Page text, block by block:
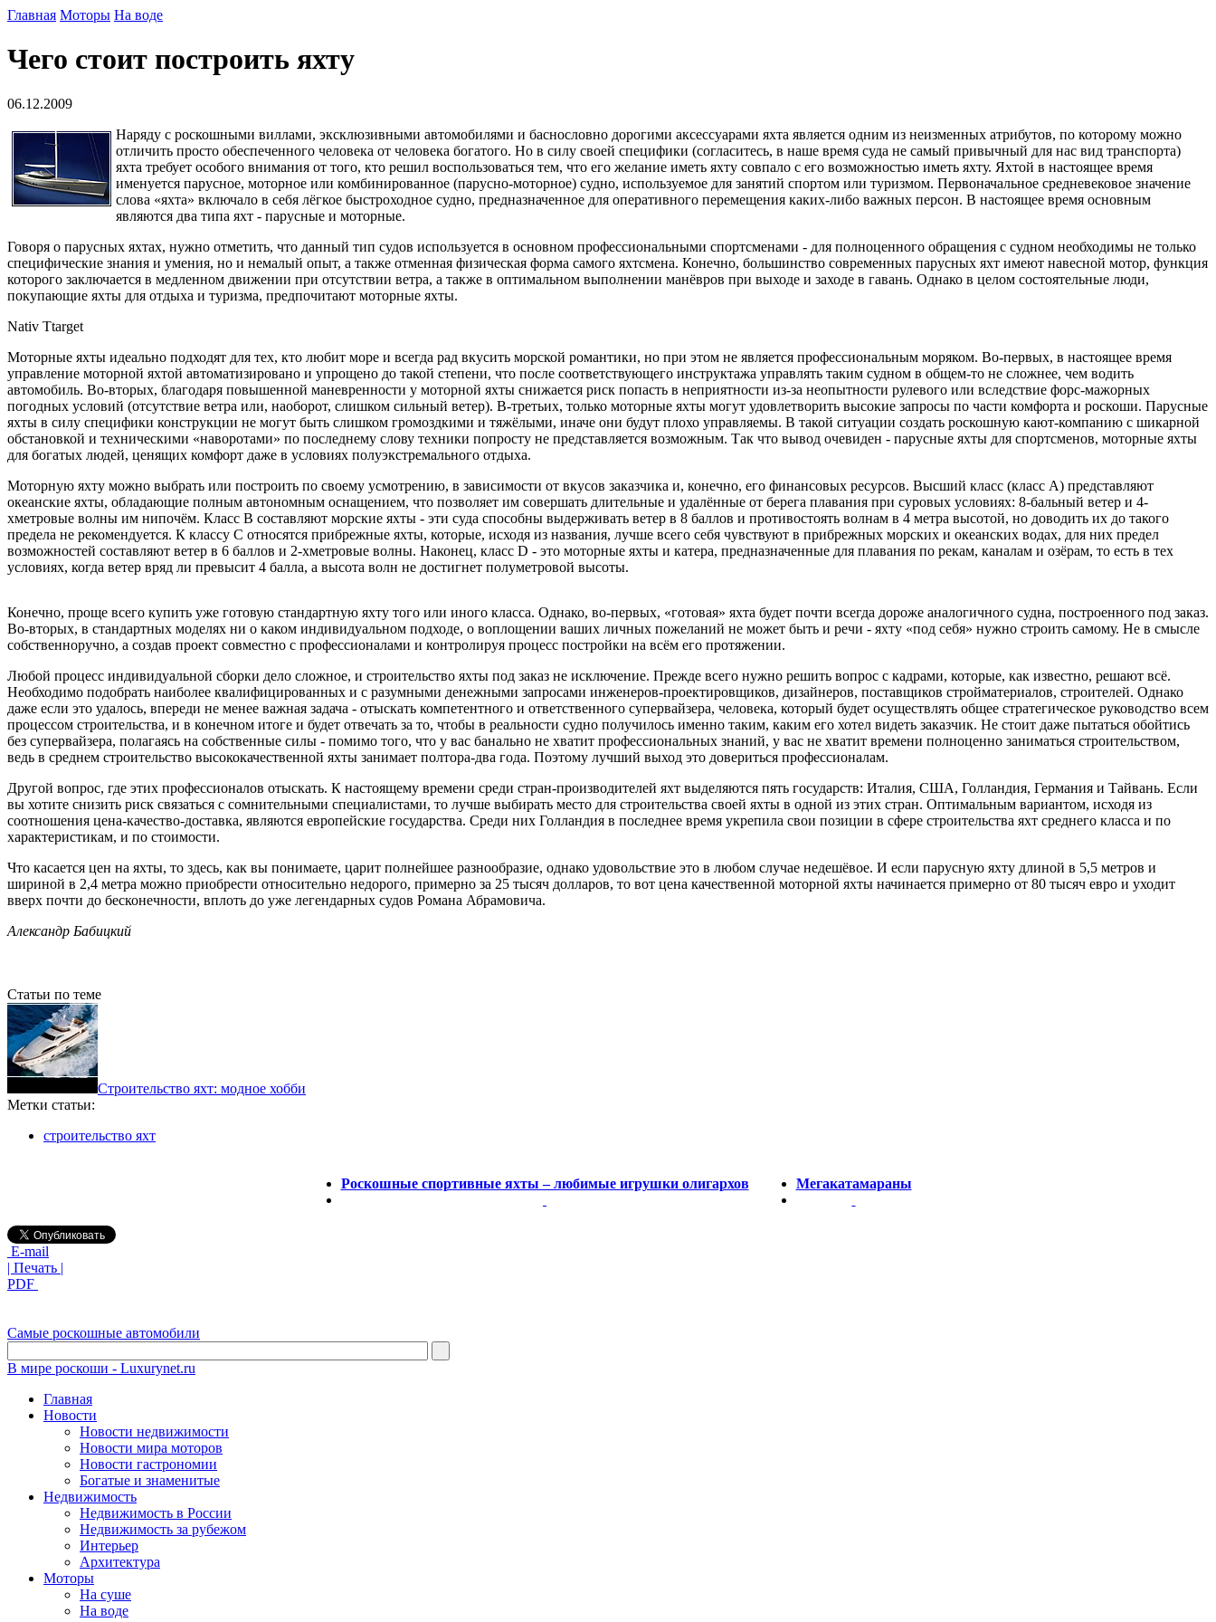
Главная Моторы На воде
Чего стоит построить яхту
06.12.2009
Наряду с роскошными виллами, эксклюзивными автомобилями и баснословно дорогими аксессуарами яхта является одним из неизменных атрибутов, по которому можно
отличить просто обеспеченного человека от человека богатого. Но в силу своей специфики (согласитесь, в наше время суда не самый привычный для нас вид транспорта)
яхта требует особого внимания от того, кто решил воспользоваться тем, что его желание иметь яхту совпало с его возможностью иметь яхту. Яхтой в настоящее время
именуется парусное, моторное или комбинированное (парусно-моторное) судно, используемое для занятий спортом или туризмом. Первоначальное средневековое значение
слова «яхта» включало в себя лёгкое быстроходное судно, предназначенное для оперативного перемещения каких-либо важных персон. В настоящее время основным
являются два типа яхт - парусные и моторные.
Говоря о парусных яхтах, нужно отметить, что данный тип судов используется в основном профессиональными спортсменами - для полноценного обращения с судном необходимы не только
специфические знания и умения, но и немалый опыт, а также отменная физическая форма самого яхтсмена. Конечно, большинство современных парусных яхт имеют навесной мотор, функция
которого заключается в медленном движении при отсутствии ветра, а также в оптимальном выполнении манёвров при выходе и заходе в гавань. Однако в целом состоятельные люди,
покупающие яхты для отдыха и туризма, предпочитают моторные яхты.
Nativ Ttarget
Моторные яхты идеально подходят для тех, кто любит море и всегда рад вкусить морской романтики, но при этом не является профессиональным моряком. Во-первых, в настоящее время
управление моторной яхтой автоматизировано и упрощено до такой степени, что после соответствующего инструктажа управлять таким судном в общем-то не сложнее, чем водить
автомобиль. Во-вторых, благодаря повышенной маневренности у моторной яхты снижается риск попасть в неприятности из-за неопытности рулевого или вследствие форс-мажорных
погодных условий (отсутствие ветра или, наоборот, слишком сильный ветер). В-третьих, только моторные яхты могут удовлетворить высокие запросы по части комфорта и роскоши. Парусные
яхты в силу специфики конструкции не могут быть слишком громоздкими и тяжёлыми, иначе они будут плохо управляемы. В такой ситуации создать роскошную кают-компанию с шикарной
обстановкой и техническими «наворотами» по последнему слову техники попросту не представляется возможным. Так что вывод очевиден - парусные яхты для спортсменов, моторные яхты
для богатых людей, ценящих комфорт даже в условиях полуэкстремального отдыха.
Моторную яхту можно выбрать или построить по своему усмотрению, в зависимости от вкусов заказчика и, конечно, его финансовых ресурсов. Высший класс (класс А) представляют
океанские яхты, обладающие полным автономным оснащением, что позволяет им совершать длительные и удалённые от берега плавания при суровых условиях: 8-бальный ветер и 4-
хметровые волны им нипочём. Класс B составляют морские яхты - эти суда способны выдерживать ветер в 8 баллов и противостоять волнам в 4 метра высотой, но доводить их до такого
предела не рекомендуется. К классу С относятся прибрежные яхты, которые, исходя из названия, лучше всего себя чувствуют в прибрежных морских и океанских водах, для них предел
возможностей составляют ветер в 6 баллов и 2-хметровые волны. Наконец, класс D - это моторные яхты и катера, предназначенные для плавания по рекам, каналам и озёрам, то есть в тех
условиях, когда ветер вряд ли превысит 4 балла, а высота волн не достигнет полуметровой высоты.
Конечно, проще всего купить уже готовую стандартную яхту того или иного класса. Однако, во-первых, «готовая» яхта будет почти всегда дороже аналогичного судна, построенного под заказ.
Во-вторых, в стандартных моделях ни о каком индивидуальном подходе, о воплощении ваших личных пожеланий не может быть и речи - яхту «под себя» нужно строить самому. Не в смысле
собственноручно, а создав проект совместно с профессионалами и контролируя процесс постройки на всём его протяжении.
Любой процесс индивидуальной сборки дело сложное, и строительство яхты под заказ не исключение. Прежде всего нужно решить вопрос с кадрами, которые, как известно, решают всё.
Необходимо подобрать наиболее квалифицированных и с разумными денежными запросами инженеров-проектировщиков, дизайнеров, поставщиков стройматериалов, строителей. Однако
даже если это удалось, впереди не менее важная задача - отыскать компетентного и ответственного супервайзера, человека, который будет осуществлять общее стратегическое руководство всем
процессом строительства, и в конечном итоге и будет отвечать за то, чтобы в реальности судно получилось именно таким, каким его хотел видеть заказчик. Не стоит даже пытаться обойтись
без супервайзера, полагаясь на собственные силы - помимо того, что у вас банально не хватит профессиональных знаний, у вас не хватит времени полноценно заниматься строительством,
ведь в среднем строительство высококачественной яхты занимает полтора-два года. Поэтому лучший выход это довериться профессионалам.
Другой вопрос, где этих профессионалов отыскать. К настоящему времени среди стран-производителей яхт выделяются пять государств: Италия, США, Голландия, Германия и Тайвань. Если
вы хотите снизить риск связаться с сомнительными специалистами, то лучше выбирать место для строительства своей яхты в одной из этих стран. Оптимальным вариантом, исходя из
соотношения цена-качество-доставка, являются европейские государства. Среди них Голландия в последнее время укрепила свои позиции в сфере строительства яхт среднего класса и по
характеристикам, и по стоимости.
Что касается цен на яхты, то здесь, как вы понимаете, царит полнейшее разнообразие, однако удовольствие это в любом случае недешёвое. И если парусную яхту длиной в 5,5 метров и
шириной в 2,4 метра можно приобрести относительно недорого, примерно за 25 тысяч долларов, то вот цена качественной моторной яхты начинается примерно от 80 тысяч евро и уходит
вверх почти до бесконечности, вплоть до уже легендарных судов Романа Абрамовича.
Александр Бабицкий
Статьи по теме
Строительство яхт: модное хобби
Метки статьи:
строительство яхт
Роскошные спортивные яхты – любимые игрушки олигархов Мегакатамараны
E-mail
| Печать |
PDF
Самые роскошные автомобили
В мире роскоши - Luxurynet.ru
Главная
Новости
Новости недвижимости
Новости мира моторов
Новости гастрономии
Богатые и знаменитые
Недвижимость
Недвижимость в России
Недвижимость за рубежом
Интерьер
Архитектура
Моторы
На суше
На воде